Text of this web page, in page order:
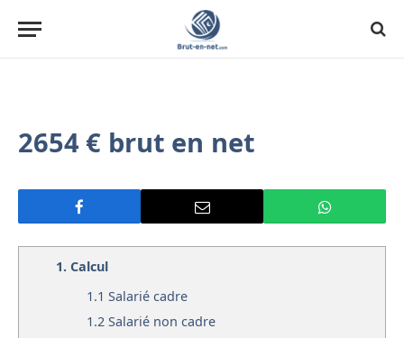
2654 € brut en net
1. Calcul
1.1 Salarié cadre
1.2 Salarié non cadre